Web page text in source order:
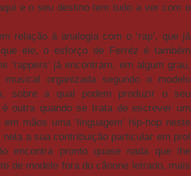
e o seu destino tem tudo a ver com o
relação à analogia com o ‘rap’, que já
ele, o esforço de Ferréz é também
‘rappers’ já encontram, em algum grau,
organizada segundo o modelo
sobre a qual podem produzir o seu
outra quando se trata de escrever um
mãos uma ‘linguagem’ hip-hop neste
a sua contribuição particular em prol
encontra pronto quase nada que lhe
de modelo fora do cânone letrado, mais